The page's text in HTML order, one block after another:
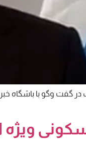
گفت و‌گو با باشگاه